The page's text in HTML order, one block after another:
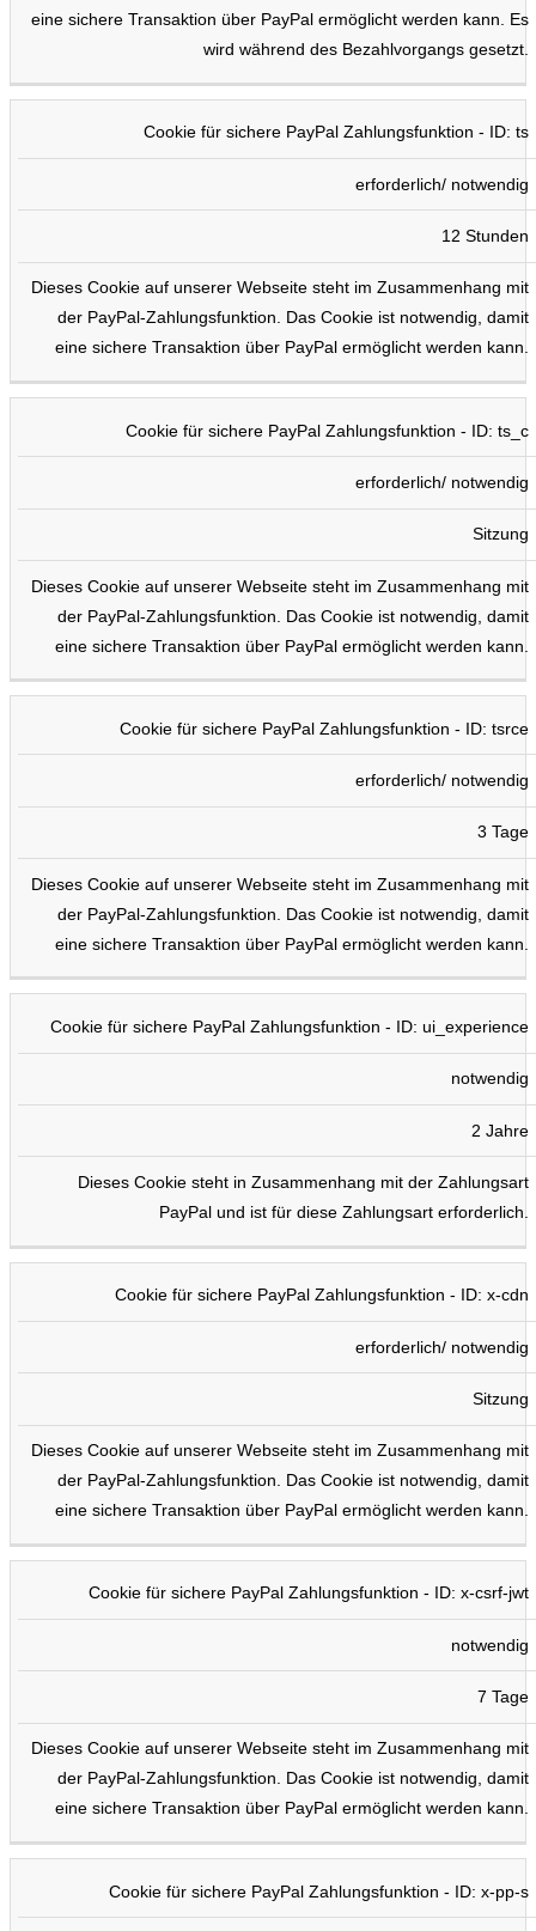
eine sichere Transaktion über PayPal ermöglicht werden kann. Es
wird während des Bezahlvorgangs gesetzt.
Cookie für sichere PayPal Zahlungsfunktion - ID: ts
erforderlich/ notwendig
12 Stunden
Dieses Cookie auf unserer Webseite steht im Zusammenhang mit
der PayPal-Zahlungsfunktion. Das Cookie ist notwendig, damit
eine sichere Transaktion über PayPal ermöglicht werden kann.
Cookie für sichere PayPal Zahlungsfunktion - ID: ts_c
erforderlich/ notwendig
Sitzung
Dieses Cookie auf unserer Webseite steht im Zusammenhang mit
der PayPal-Zahlungsfunktion. Das Cookie ist notwendig, damit
eine sichere Transaktion über PayPal ermöglicht werden kann.
Cookie für sichere PayPal Zahlungsfunktion - ID: tsrce
erforderlich/ notwendig
3 Tage
Dieses Cookie auf unserer Webseite steht im Zusammenhang mit
der PayPal-Zahlungsfunktion. Das Cookie ist notwendig, damit
eine sichere Transaktion über PayPal ermöglicht werden kann.
Cookie für sichere PayPal Zahlungsfunktion - ID: ui_experience
notwendig
2 Jahre
Dieses Cookie steht in Zusammenhang mit der Zahlungsart
PayPal und ist für diese Zahlungsart erforderlich.
Cookie für sichere PayPal Zahlungsfunktion - ID: x-cdn
erforderlich/ notwendig
Sitzung
Dieses Cookie auf unserer Webseite steht im Zusammenhang mit
der PayPal-Zahlungsfunktion. Das Cookie ist notwendig, damit
eine sichere Transaktion über PayPal ermöglicht werden kann.
Cookie für sichere PayPal Zahlungsfunktion - ID: x-csrf-jwt
notwendig
7 Tage
Dieses Cookie auf unserer Webseite steht im Zusammenhang mit
der PayPal-Zahlungsfunktion. Das Cookie ist notwendig, damit
eine sichere Transaktion über PayPal ermöglicht werden kann.
Cookie für sichere PayPal Zahlungsfunktion - ID: x-pp-s